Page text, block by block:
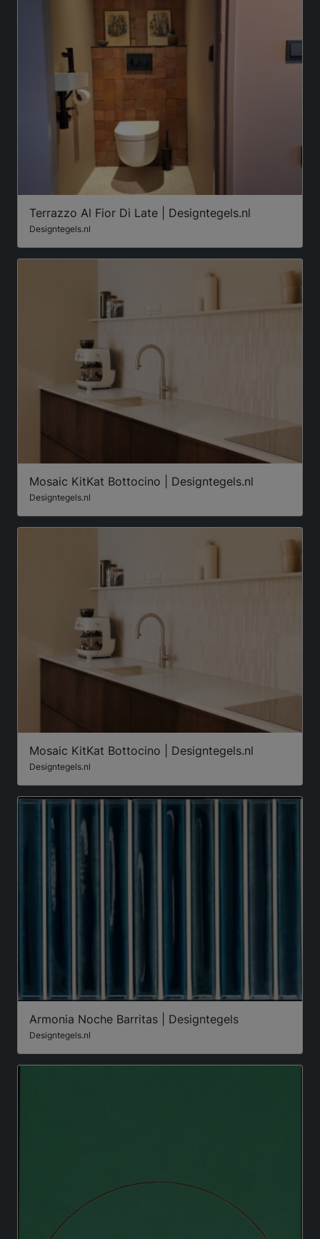
Terrazzo Al Fior Di Late | Designtegels.nl
Designtegels.nl
Mosaic KitKat Bottocino | Designtegels.nl
Designtegels.nl
Mosaic KitKat Bottocino | Designtegels.nl
Designtegels.nl
Armonia Noche Barritas | Designtegels
Designtegels.nl